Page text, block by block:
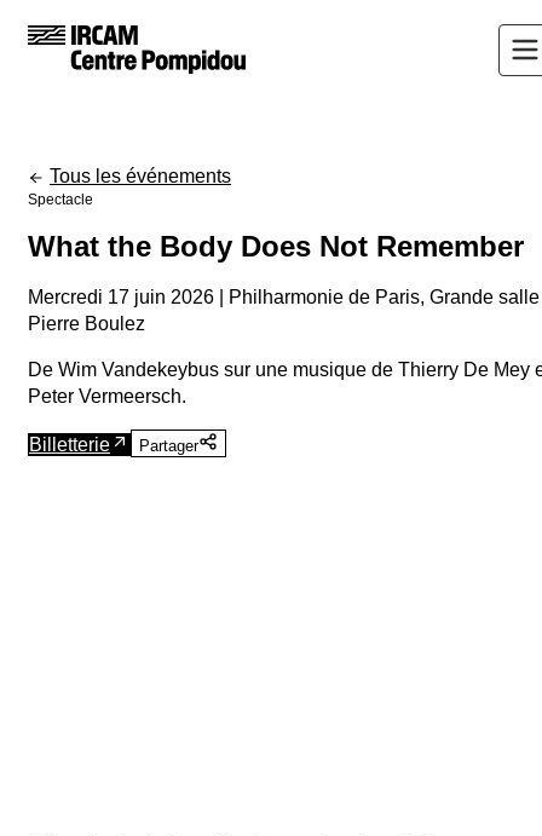
Tous les événements
Spectacle
What the Body Does Not Remember
Mercredi 17 juin 2026 | Philharmonie de Paris, Grande salle
Pierre Boulez
De Wim Vandekeybus sur une musique de Thierry De Mey
Peter Vermeersch.
Billetterie Partager